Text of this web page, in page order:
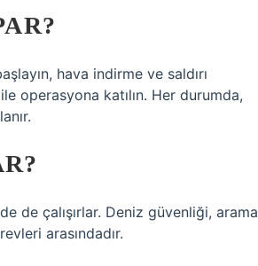
hava indirme ve saldırı
operasyona katılın. Her durumda,
de çalışırlar. Deniz güvenliği, arama
arasındadır.